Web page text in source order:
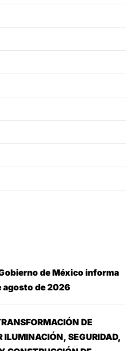
de México informa
agosto de 2026
DE
ILUMINACIÓN, SEGURIDAD,